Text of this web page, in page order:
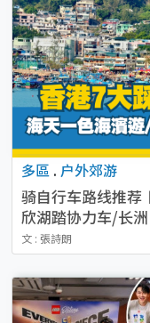
多區 . 户外郊游
骑自行车路线推荐
欣湖踏协力车/长
文 : 張詩朗